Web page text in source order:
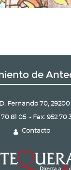
de
Fernando 70,
70 81 05 - Fax: 952 70
Contacto